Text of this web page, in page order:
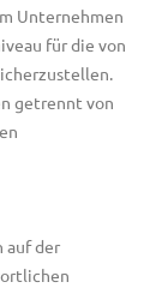
Unternehmen
für die von
getrennt von
auf der